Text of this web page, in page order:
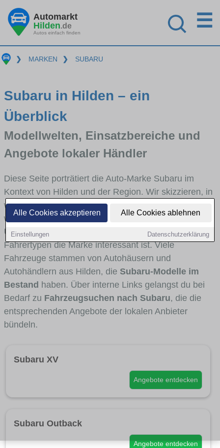
Alle Cookies akzeptieren Alle Cookies ablehnen
Einstellungen Datenschutzerklärung
Automarkt
Hilden.de
Autos einfach finden
☰
❯ MARKEN ❯ SUBARU
Subaru in Hilden – ein
Überblick
Modellwelten, Einsatzbereiche und
Angebote lokaler Händler
Diese Seite porträtiert die Auto-Marke Subaru im
Kontext von Hilden und der Region. Wir skizzieren, in
welchen Fahrzeugklassen Subaru stark vertreten ist,
welche Modellreihen häufig im Stadt- und
Umlandverkehr zu sehen sind und für welche
Fahrertypen die Marke interessant ist. Viele
Fahrzeuge stammen von Autohäusern und
Autohändlern aus Hilden, die Subaru-Modelle im
Bestand haben. Über interne Links gelangst du bei
Bedarf zu Fahrzeugsuchen nach Subaru, die die
entsprechenden Angebote der lokalen Anbieter
bündeln.
Subaru XV
Angebote entdecken
Subaru Outback
Angebote entdecken